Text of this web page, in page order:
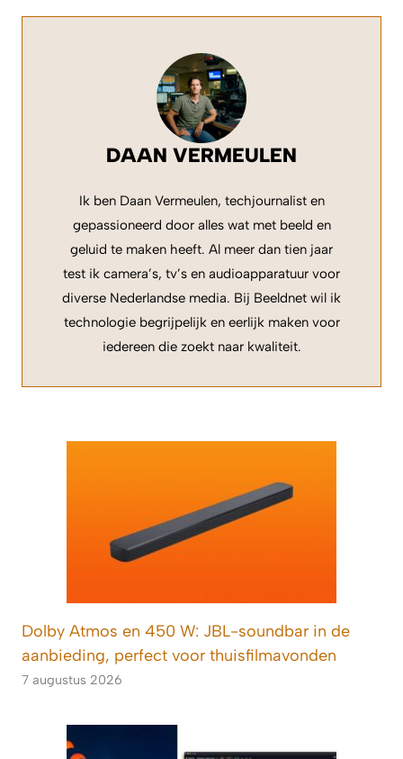
DAAN VERMEULEN
Ik ben Daan Vermeulen, techjournalist en
gepassioneerd door alles wat met beeld en
geluid te maken heeft. Al meer dan tien jaar
test ik camera’s, tv’s en audioapparatuur voor
diverse Nederlandse media. Bij Beeldnet wil ik
technologie begrijpelijk en eerlijk maken voor
iedereen die zoekt naar kwaliteit.
Dolby Atmos en 450 W: JBL-soundbar in de
aanbieding, perfect voor thuisfilmavonden
7 augustus 2026